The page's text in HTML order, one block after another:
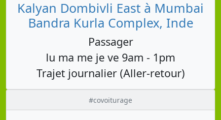
Kalyan Dombivli East à Mumbai
Bandra Kurla Complex, Inde
Passager
lu ma me je ve 9am - 1pm
Trajet journalier (Aller-retour)
#covoiturage